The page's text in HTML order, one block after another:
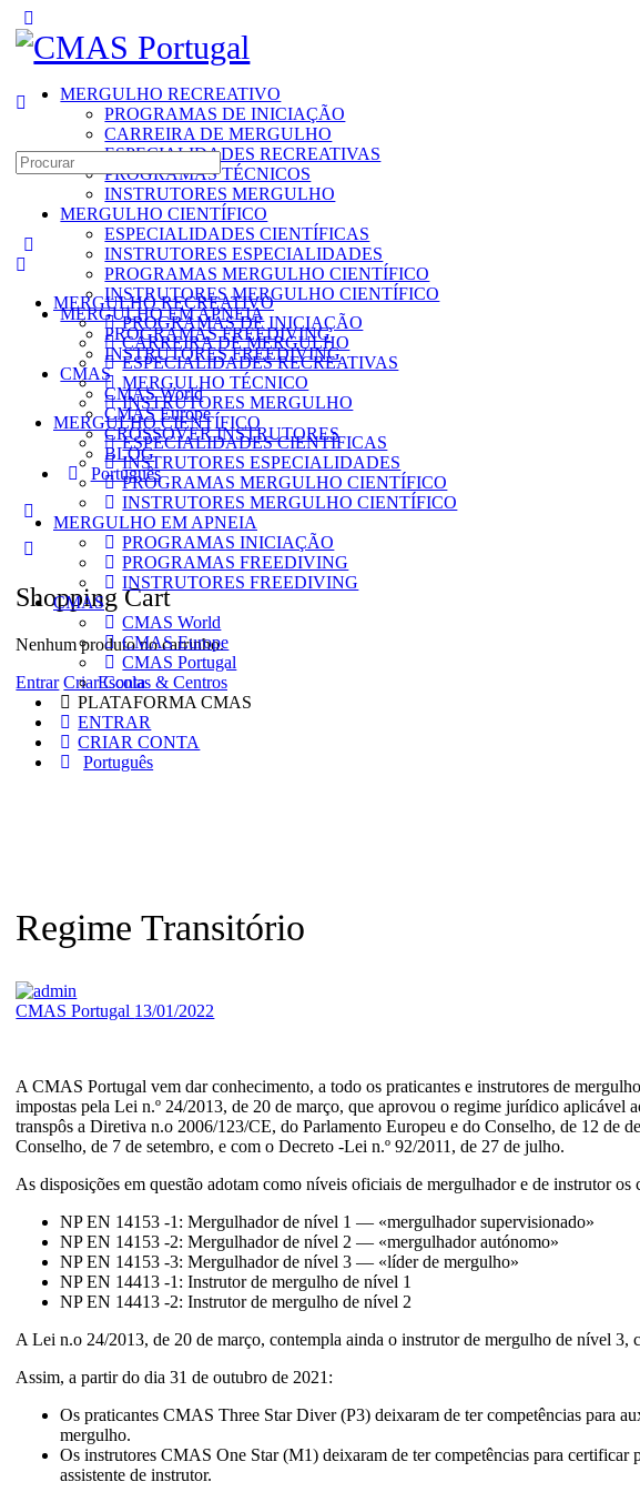
Side
Panel
MERGULHO RECREATIVO
PROGRAMAS DE INICIAÇÃO
CARREIRA DE MERGULHO
ESPECIALIDADES RECREATIVAS
PROGRAMAS TÉCNICOS
INSTRUTORES MERGULHO
MERGULHO CIENTÍFICO
ESPECIALIDADES CIENTÍFICAS
INSTRUTORES ESPECIALIDADES
PROGRAMAS MERGULHO CIENTÍFICO
INSTRUTORES MERGULHO CIENTÍFICO
MERGULHO EM APNEIA
PROGRAMAS FREEDIVING
INSTRUTORES FREEDIVING
CMAS
CMAS World
CMAS Europe
CROSSOVER INSTRUTORES
BLOG
Português
options
Shopping Cart
Nenhum produto no carrinho.
Entrar Criar Conta
Search
for:
MERGULHO RECREATIVO
PROGRAMAS DE INICIAÇÃO
CARREIRA DE MERGULHO
ESPECIALIDADES RECREATIVAS
MERGULHO TÉCNICO
INSTRUTORES MERGULHO
MERGULHO CIENTÍFICO
ESPECIALIDADES CIENTÍFICAS
INSTRUTORES ESPECIALIDADES
PROGRAMAS MERGULHO CIENTÍFICO
INSTRUTORES MERGULHO CIENTÍFICO
MERGULHO EM APNEIA
PROGRAMAS INICIAÇÃO
PROGRAMAS FREEDIVING
INSTRUTORES FREEDIVING
CMAS
CMAS World
CMAS Europe
CMAS Portugal
Escolas & Centros
PLATAFORMA CMAS
ENTRAR
CRIAR CONTA
Português
Regime Transitório
CMAS Portugal 13/01/2022
A CMAS Portugal vem dar conhecimento, a todo os praticantes e instrutores de
impostas pela Lei n.º 24/2013, de 20 de março, que aprovou o regime jurídico
transpôs a Diretiva n.o 2006/123/CE, do Parlamento Europeu e do Conselho, de 12 de
Conselho, de 7 de setembro, e com o Decreto -Lei n.º 92/2011, de 27 de julho.
As disposições em questão adotam como níveis oficiais de mergulhador e de instrutor os
NP EN 14153 -1: Mergulhador de nível 1 — «mergulhador supervisionado»
NP EN 14153 -2: Mergulhador de nível 2 — «mergulhador autónomo»
NP EN 14153 -3: Mergulhador de nível 3 — «líder de mergulho»
NP EN 14413 -1: Instrutor de mergulho de nível 1
NP EN 14413 -2: Instrutor de mergulho de nível 2
A Lei n.o 24/2013, de 20 de março, contempla ainda o instrutor de mergulho de nível 3,
Assim, a partir do dia 31 de outubro de 2021:
Os praticantes CMAS Three Star Diver (P3) deixaram de ter competências para
mergulho.
Os instrutores CMAS One Star (M1) deixaram de ter competências para certificar
assistente de instrutor.